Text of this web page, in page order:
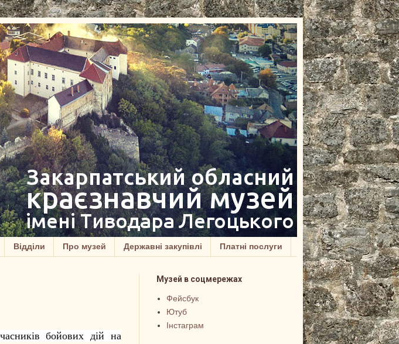
Відділи Про музей Державні закупівлі Платні послуги
бойових дій на
Музей в соцмережах
Фейсбук
Ютуб
Інстаграм